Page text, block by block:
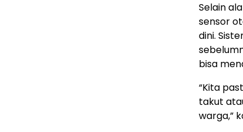
Selain
sensor
dini.
bisa
“Kita
takut
warga,”